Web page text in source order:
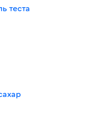
теста